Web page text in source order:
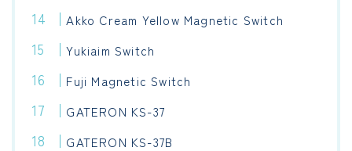
Akko Cream Yellow Magnetic Switch
Yukiaim Switch
Fuji Magnetic Switch
GATERON KS-37
GATERON KS-37B